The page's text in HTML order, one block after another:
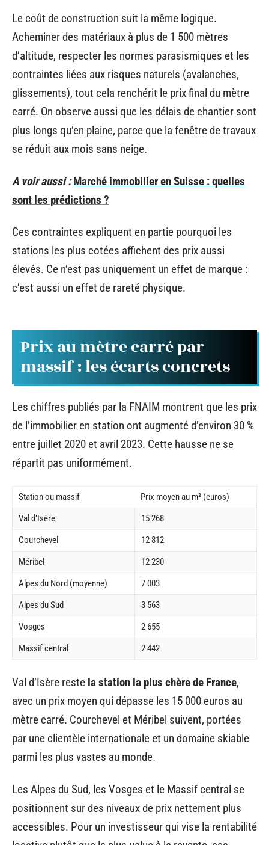
Le coût de construction suit la même logique.
Acheminer des matériaux à plus de 1 500 mètres
d’altitude, respecter les normes parasismiques et les
contraintes liées aux risques naturels (avalanches,
glissements), tout cela renchérit le prix final du mètre
carré. On observe aussi que les délais de chantier sont
plus longs qu’en plaine, parce que la fenêtre de travaux
se réduit aux mois sans neige.
A voir aussi : Marché immobilier en Suisse : quelles
sont les prédictions ?
Ces contraintes expliquent en partie pourquoi les
stations les plus cotées affichent des prix aussi
élevés. Ce n’est pas uniquement un effet de marque :
c’est aussi un effet de rareté physique.
Prix au mètre carré par
massif : les écarts concrets
Les chiffres publiés par la FNAIM montrent que les prix
de l’immobilier en station ont augmenté d’environ 30 %
entre juillet 2020 et avril 2023. Cette hausse ne se
répartit pas uniformément.
Station ou massif
Prix moyen au m² (euros)
Val d’Isère
15 268
Courchevel
12 812
Méribel
12 230
Alpes du Nord (moyenne)
7 003
Alpes du Sud
3 563
Vosges
2 655
Massif central
2 442
Val d’Isère reste la station la plus chère de France,
avec un prix moyen qui dépasse les 15 000 euros au
mètre carré. Courchevel et Méribel suivent, portées
par une clientèle internationale et un domaine skiable
parmi les plus vastes au monde.
Les Alpes du Sud, les Vosges et le Massif central se
positionnent sur des niveaux de prix nettement plus
accessibles. Pour un investisseur qui vise la rentabilité